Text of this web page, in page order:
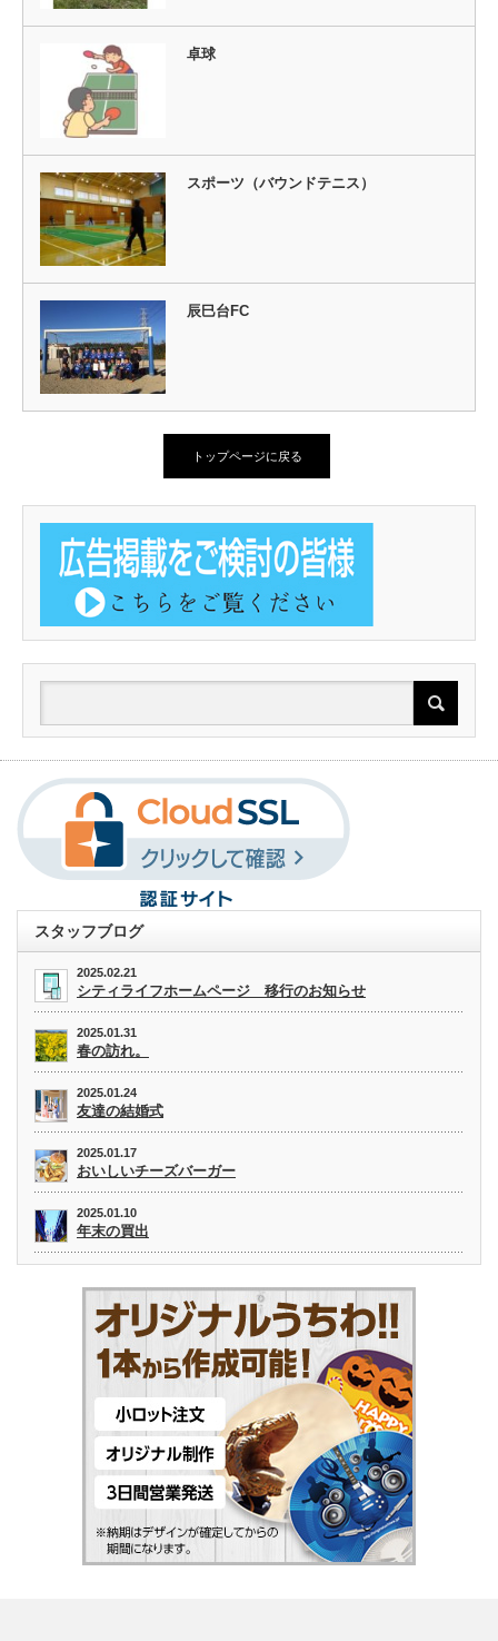
卓球
スポーツ（バウンドテニス）
辰巳台FC
トップページに戻る
スタッフブログ
2025.02.21
シティライフホームページ 移行のお知らせ
2025.01.31
春の訪れ。
2025.01.24
友達の結婚式
2025.01.17
おいしいチーズバーガー
2025.01.10
年末の買出